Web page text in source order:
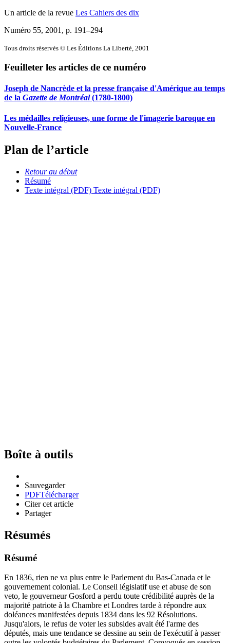
Un article de la revue Les Cahiers des dix
Numéro 55, 2001 , p. 191–294
Tous droits réservés © Les Éditions La Liberté, 2001
Feuilleter les articles de ce numéro
Joseph de Nancrède et la presse française d'Amérique au temps
de la Gazette de Montréal(1780-1800)
Les médailles religieuses, une forme de l'imagerie baroque en
Nouvelle-France
Plan de l’article
Retour au début
Résumé
Texte intégral (PDF) Texte intégral (PDF)
Boîte à outils
Sauvegarder
PDFTélécharger
Citer cet article
Partager
Résumés
Résumé
En 1836, rien ne va plus entre le Parlement du Bas-Canada et le
gouvernement colonial. Le Conseil législatif use et abuse de son
veto, le gouverneur Gosford a perdu toute crédibilité auprès de la
majorité patriote à la Chambre et Londres tarde à répondre aux
doléances manifestées depuis 1834 dans les 92 Résolutions.
Jusqu'alors, le refus de voter les subsides avait été l'arme des
députés, mais une tendance se dessine au sein de l'exécutif à passer